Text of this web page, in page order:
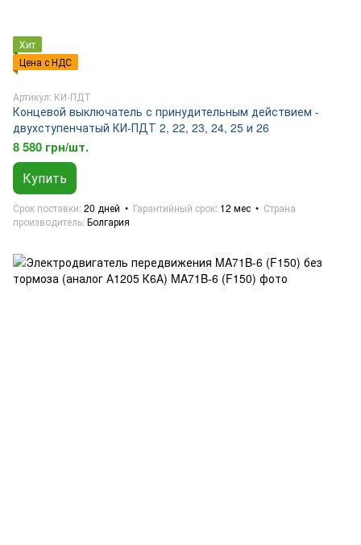
Хит
Цена с НДС
Артикул: КИ-ПДТ
Концевой выключатель с принудительным действием -
двухступенчатый КИ-ПДТ 2, 22, 23, 24, 25 и 26
8 580 грн/шт.
Купить
Срок поставки 20 дней Гарантийный срок 12 мес
Страна
производитель Болгария